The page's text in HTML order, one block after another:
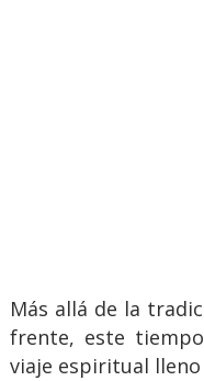
Más allá de la
frente, este
viaje espiritual